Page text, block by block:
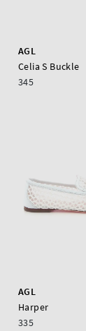
AGL
Celia S Buckle
345
AGL
Harper
335